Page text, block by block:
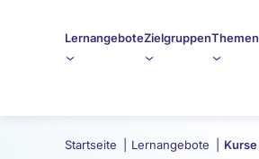
LernangeboteZielgruppenThemen
Startseite Lernangebote Kurse